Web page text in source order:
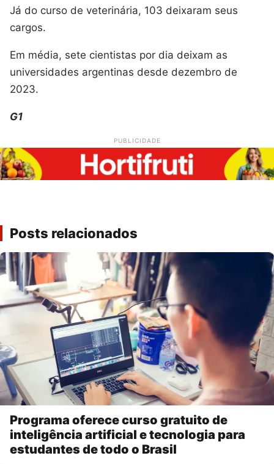
Já do curso de veterinária, 103 deixaram seus
cargos.
Em média, sete cientistas por dia deixam as
universidades argentinas desde dezembro de
2023.
G1
PUBLICIDADE
Posts relacionados
Programa oferece curso gratuito de
inteligência artificial e tecnologia para
estudantes de todo o Brasil